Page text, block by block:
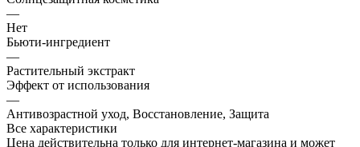
—
Нет
Бьюти-ингредиент
—
Растительный экстракт
Эффект от использования
—
Антивозрастной уход, Восстановление, Защита
Все характеристики
Цена действительна только для интернет-магазина и может